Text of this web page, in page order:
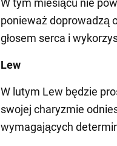
W tym miesiącu nie
ponieważ doprowadzą
głosem serca i
Lew
W lutym Lew będzie
swojej charyzmie
wymagających